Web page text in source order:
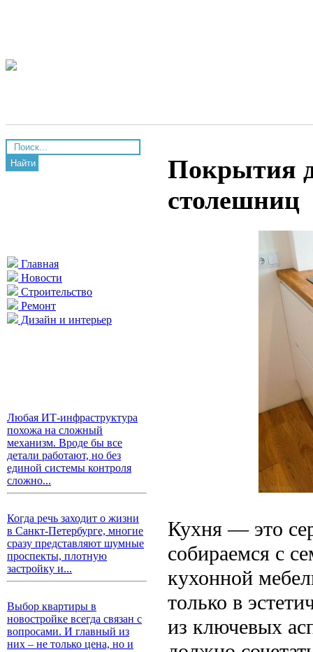
Найти
Главная
Новости
Строительство
Ремонт
Дизайн и интерьер
Любая ИТ-инфраструктура
похожа на сложный
механизм. Вроде бы все
детали работают, но без
единой системы контроля
сложно...
Когда речь заходит о жизни
в Санкт-Петербурге, многие
сразу представляют шумные
проспекты, плотную
застройку и...
Выбор квартиры в
новостройке всегда связан с
вопросами. И главный из
них – не только цена, но и
Покрытия
столешниц
Кухня — это
собираемся с
кухонной
только в
из ключевых